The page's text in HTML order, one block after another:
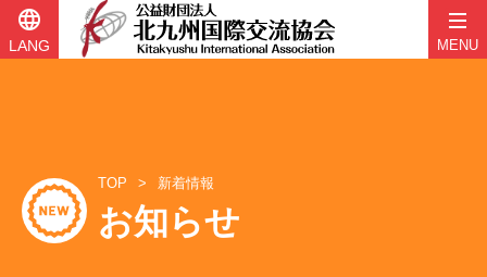
language
LANG MENU
TOP 新着情報
お知らせ